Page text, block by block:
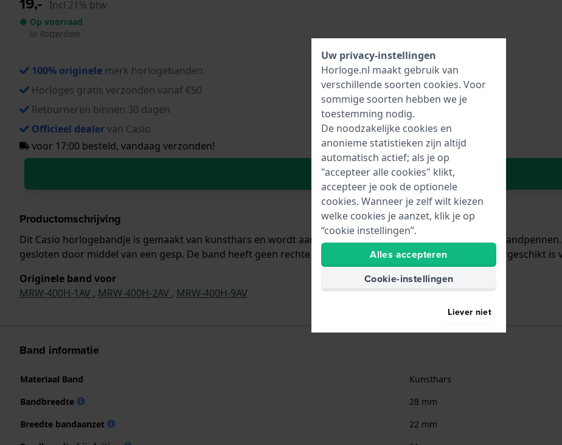
Incl 21% btw
● Op voorraad
in Rotterdam
100% originele merk horlogebanden
Horloges gratis verzonden vanaf €50
Retourneren binnen 30 dagen
Officieel dealervan Casio
voor 17:00 besteld, vandaag verzonden!
In Winkelwagen
Productomschrijving
Dit Casio horlogebandje is gemaakt van kunsthars en wordt aan het horloge bevestigd door middel van
gesloten door middel van een gesp. De band heeft geen rechte aanzet wat betekent dat deze band alleen geschikt
Originele band voor
MRW-400H-1AV , MRW-400H-2AV , MRW-400H-9AV
Band informatie
Materiaal Band
Kunsthars
Bandbreedte
28 mm
Breedte bandaanzet
22 mm
Uw privacy-instellingen
Horloge.nl maakt gebruik van
verschillende soorten cookies. Voor
sommige soorten hebben we je
toestemming nodig.
De noodzakelijke cookies en
anonieme statistieken zijn altijd
automatisch actief; als je op
"accepteer alle cookies" klikt,
accepteer je ook de optionele
cookies. Wanneer je zelf wilt kiezen
welke cookies je aanzet, klik je op
“cookie instellingen”.
Alles accepteren
Cookie-instellingen
Liever niet